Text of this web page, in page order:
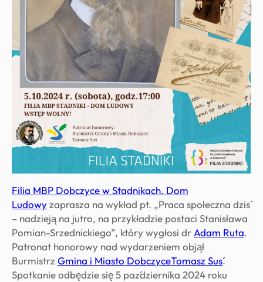
Filia MBP Dobczyce w Stadnikach. Dom
Ludowyzaprasza na wykład pt. „Praca społeczna dziś
– nadzieją na jutro, na przykładzie postaci Stanisława
Pomian-Srzednickiego”, który wygłosi drAdam Ruta.
Patronat honorowy nad wydarzeniem objął
Burmistrz Gmina i Miasto DobczyceTomasz Suś.
Spotkanie odbędzie się 5 października 2024 roku